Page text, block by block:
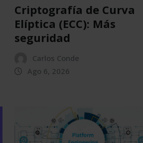
Criptografía de Curva
Elíptica (ECC): Más
seguridad
Carlos Conde
Ago 6, 2026